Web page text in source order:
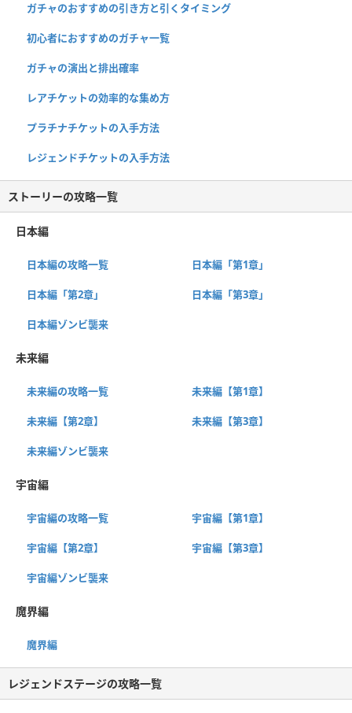
ガチャのおすすめの引き方と引くタイミング
初心者におすすめのガチャ一覧
ガチャの演出と排出確率
レアチケットの効率的な集め方
プラチナチケットの入手方法
レジェンドチケットの入手方法
ストーリーの攻略一覧
日本編
日本編の攻略一覧 日本編「第1章」
日本編「第2章」 日本編「第3章」
日本編ゾンビ襲来
未来編
未来編の攻略一覧 未来編【第1章】
未来編【第2章】 未来編【第3章】
未来編ゾンビ襲来
宇宙編
宇宙編の攻略一覧 宇宙編【第1章】
宇宙編【第2章】 宇宙編【第3章】
宇宙編ゾンビ襲来
魔界編
魔界編
レジェンドステージの攻略一覧